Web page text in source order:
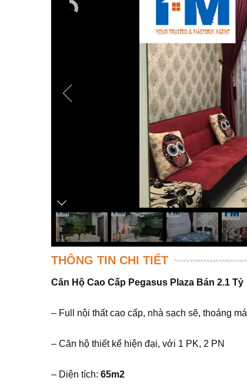
THÔNG TIN CHI TIẾT
Căn Hộ Cao Cấp Pegasus Plaza Bán 2.1 Tỷ
– Full nội thất cao cấp, nhà sạch sẽ, thoáng
– Căn hộ thiết kế hiện đại, với 1 PK, 2 PN
– Diện tích: 65m2